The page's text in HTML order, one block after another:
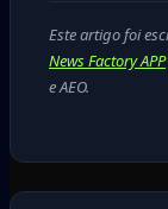
Este artigo foi
News Factory APP
e AEO.